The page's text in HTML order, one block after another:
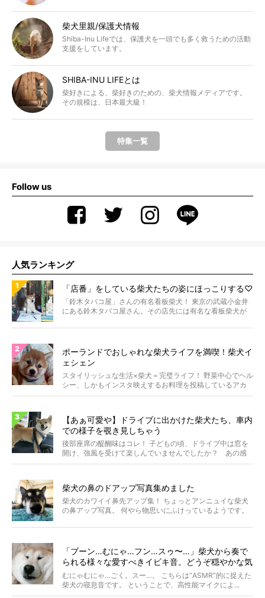
柴犬里親/保護犬情報
Shiba-Inu Lifeでは、保護犬を一頭でも多く救うための活動
支援をしています。
SHIBA-INU LIFEとは
柴好きによる、柴好きのための、柴犬情報メディアです。
その規模は、日本最大級！
特集一覧
Follow us
人気ランキング
「店番」をしている柴犬たちの姿にほっこりする♡
「鈴木タバコ屋」さんの有名看板柴犬！ 東京の武蔵小金井
にある鈴木タバコ屋さん。その店先には有名な看板柴犬が
ポーランドでおしゃれな柴犬ライフを満喫！柴犬イ
ェシェン
スタイリッシュな生活×柴犬＝完璧ライフ！ 野菜中心でヘル
シー、しかもインスタ映えするお料理を投稿しているアカ
ウ...
【あぁ可愛や】ドライブに出かけた柴犬たち、車内
での様子を覗き見しちゃう
後部座席の醍醐味はコレ！ 子どもの頃、ドライブ中は窓を
開け、強風を受けて楽しんでいませんでしたか？ あの感
じが...
柴犬の鼻のドアップ写真集めました
柴犬のカワイイ鼻先アップ集！ ちょっとアンニュイな柴犬
の鼻アップ写真。 何やら物思いにふけっているようです。
「ブーン…むにゃ…フン…スゥ〜…」柴犬から奏で
られる様々な愛すべきイビキ音。どうぞ穏やかな気
持ちでご堪能ください。【動画】
むにゃむにゃ…ごく。スー…。 こちらは“ASMR”的に捉えた
柴犬の寝息音です。 ということで、高性能マイクによ...